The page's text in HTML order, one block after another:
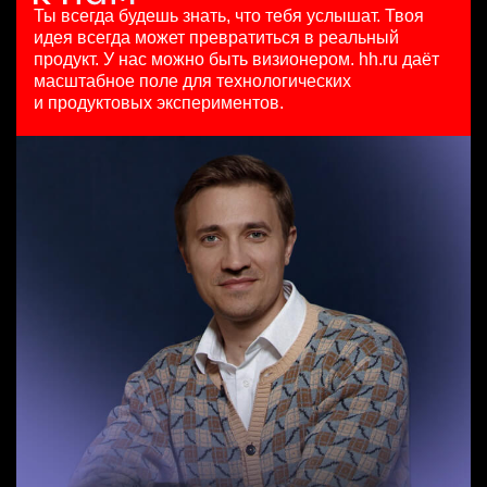
4 авг. 2026
150000 ₽
Нижний Новгород
HeadHunter::Коммерческий департамент
Ташкент
Менеджер по продажам в сегменте среднего и крупного
бизнеса
HeadHunter::Телефонные продажи
29 июл. 2026
з/п не указана
Москва
SMM-менеджер
HeadHunter::Департамент маркетинга
15 июл. 2026
з/п не указана
Ташкент
Ты всегда будешь знать, что тебя услышат. Твоя
идея всегда может превратиться в реальный
продукт. У нас можно быть визионером. hh.ru даёт
масштабное поле для технологических
и продуктовых экспериментов.